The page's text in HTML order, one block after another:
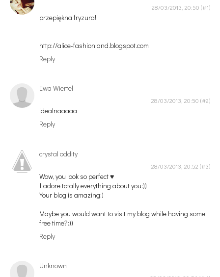
28/03/2013, 20:50
przepiękna fryzura!
http://alice-fashionland.blogspot.com
Reply
Ewa Wiertel
28/03/2013, 20:50
idealnaaaaa
Reply
crystal oddity
28/03/2013, 20:52
Wow, you look so perfect ♥
I adore totally everything about you:))
Your blog is amazing:)
Maybe you would want to visit my blog while having some
free time?:))
Reply
Unknown